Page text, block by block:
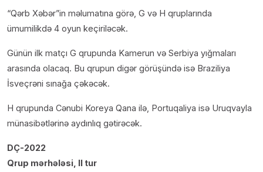
“Qərb Xəbər”in məlumatına görə, G və H qruplarında
ümumilikdə 4 oyun keçiriləcək.
Günün ilk matçı G qrupunda Kamerun və Serbiya yığmaları
arasında olacaq. Bu qrupun digər görüşündə isə Braziliya
İsveçrəni sınağa çəkəcək.
H qrupunda Cənubi Koreya Qana ilə, Portuqaliya isə Uruqvayla
münasibətlərinə aydınlıq gətirəcək.
DÇ-2022
Qrup mərhələsi, II tur